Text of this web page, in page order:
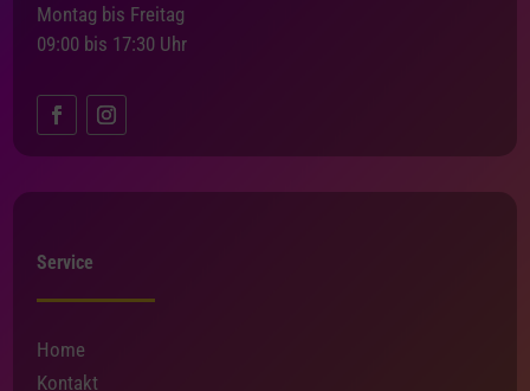
Montag bis Freitag
09:00 bis 17:30 Uhr
Service
Home
Kontakt